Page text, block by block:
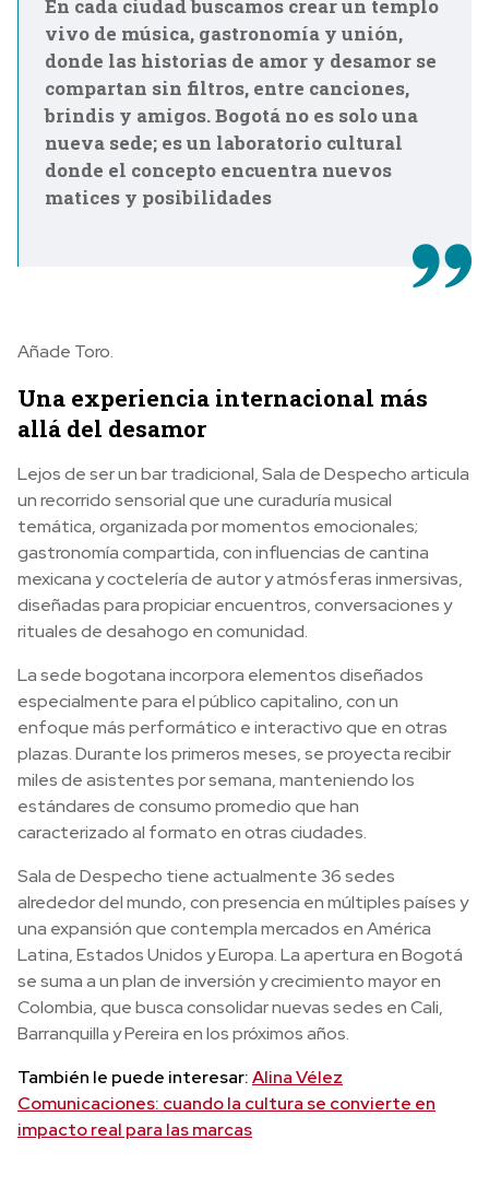
En cada ciudad buscamos crear un templo
vivo de música, gastronomía y unión,
donde las historias de amor y desamor se
compartan sin filtros, entre canciones,
brindis y amigos. Bogotá no es solo una
nueva sede; es un laboratorio cultural
donde el concepto encuentra nuevos
matices y posibilidades
Añade Toro.
Una experiencia internacional más
allá del desamor
Lejos de ser un bar tradicional, Sala de Despecho articula
un recorrido sensorial que une curaduría musical
temática, organizada por momentos emocionales;
gastronomía compartida, con influencias de cantina
mexicana y coctelería de autor y atmósferas inmersivas,
diseñadas para propiciar encuentros, conversaciones y
rituales de desahogo en comunidad.
La sede bogotana incorpora elementos diseñados
especialmente para el público capitalino, con un
enfoque más performático e interactivo que en otras
plazas. Durante los primeros meses, se proyecta recibir
miles de asistentes por semana, manteniendo los
estándares de consumo promedio que han
caracterizado al formato en otras ciudades.
Sala de Despecho tiene actualmente 36 sedes
alrededor del mundo, con presencia en múltiples países y
una expansión que contempla mercados en América
Latina, Estados Unidos y Europa. La apertura en Bogotá
se suma a un plan de inversión y crecimiento mayor en
Colombia, que busca consolidar nuevas sedes en Cali,
Barranquilla y Pereira en los próximos años.
También le puede interesar:Alina Vélez
Comunicaciones: cuando la cultura se convierte en
impacto real para las marcas